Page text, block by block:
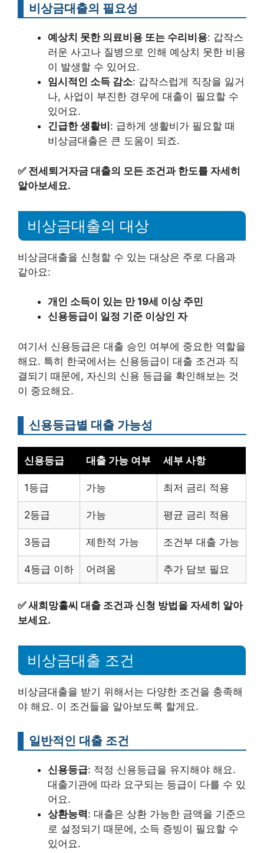
비상금대출의 필요성
예상치 못한 의료비용 또는 수리비용: 갑작스
러운 사고나 질병으로 인해 예상치 못한 비용
이 발생할 수 있어요.
임시적인 소득 감소: 갑작스럽게 직장을 잃거
나, 사업이 부진한 경우에 대출이 필요할 수
있어요.
긴급한 생활비 : 급하게 생활비가 필요할 때
비상금대출은 큰 도움이 되죠.
✅ 전세퇴거자금 대출의 모든 조건과 한도를 자세히
알아보세요.
비상금대출의 대상
비상금대출을 신청할 수 있는 대상은 주로 다음과
같아요:
개인 소득이 있는 만 19세 이상 주민
신용등급이 일정 기준 이상인 자
여기서 신용등급은 대출 승인 여부에 중요한 역할을
해요. 특히 한국에서는 신용등급이 대출 조건과 직
결되기 때문에, 자신의 신용 등급을 확인해보는 것
이 중요해요.
신용등급별 대출 가능성
신용등급 대출 가능 여부 세부 사항
1등급 가능 최저 금리 적용
2등급 가능 평균 금리 적용
3등급 제한적 가능 조건부 대출 가능
4등급 이하 어려움 추가 담보 필요
✅새희망홀씨 대출 조건과 신청 방법을 자세히 알아
보세요.
비상금대출 조건
비상금대출을 받기 위해서는 다양한 조건을 충족해
야 해요. 이 조건들을 알아보도록 할게요.
일반적인 대출 조건
신용등급: 적정 신용등급을 유지해야 해요.
대출기관에 따라 요구되는 등급이 다를 수 있
어요.
상환능력: 대출은 상환 가능한 금액을 기준으
로 설정되기 때문에, 소득 증빙이 필요할 수
있어요.